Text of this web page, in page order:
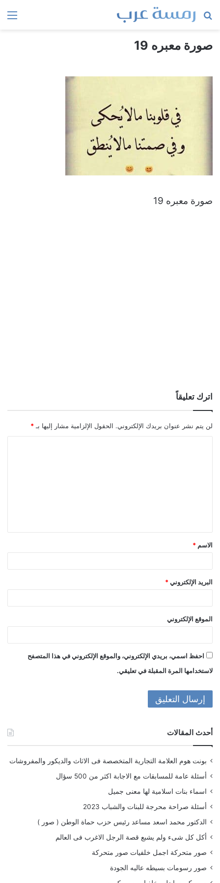
بحث
صورة معبره 19
صورة معبره 19
اترك تعليقاً
لن يتم نشر عنوان بريدك الإلكتروني. الحقول الإلزامية مشار إليها بـ *
ق
*
الاسم *
البريد الإلكتروني *
الموقع الإلكتروني
احفظ اسمي، بريدي الإلكتروني، والموقع الإلكتروني في هذا المتصفح
لاستخدامها المرة المقبلة في تعليقي.
أحدث المقالات
بونت هوم العلامة التجارية المتخصصة فى الاثاث والديكور والمفروشات
أسئلة عامة للمسابقات مع الاجابة اكثر من 500 سؤال
اسماء بنات اسلامية لها معنى جميل
أسئلة صراحة محرجة للبنات والشباب 2023
الدكتور محمد اسعد مساعد رئيس حزب حماة الوطن ( صور )
أكل كل شىء ولم يشبع قصة الرجل الاغرب فى العالم
صور متحركة اجمل خلفيات صور متحركة
صور رسومات بسيطه عاليه الجودة